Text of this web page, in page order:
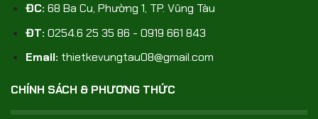
ĐC: 68 Ba Cu, Phường 1, TP. Vũng Tàu
ĐT: 0254.6 25 35 86 - 0919 661 843
Email: thietkevungtau08@gmail.com
CHÍNH SÁCH & PHƯƠNG THỨC